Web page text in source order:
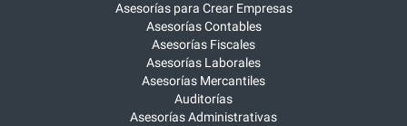
Asesorías para Crear Empresas
Asesorías Contables
Asesorías Fiscales
Asesorías Laborales
Asesorías Mercantiles
Auditorías
Asesorías Administrativas